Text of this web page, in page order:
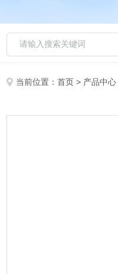
当前位置：首页 > 产品中心